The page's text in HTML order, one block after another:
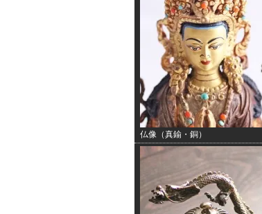
仏像（真鍮・銅）